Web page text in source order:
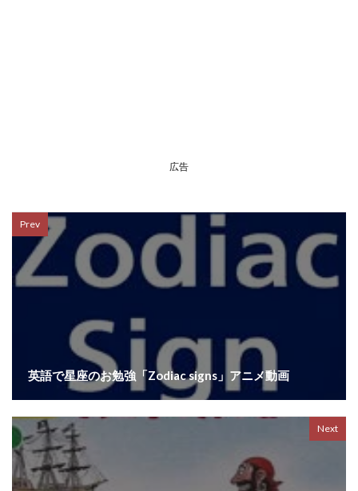
広告
Prev
英語で星座のお勉強「Zodiac signs」アニメ動画
Next